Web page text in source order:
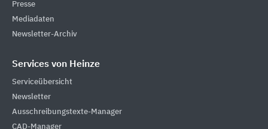
Presse
Mediadaten
Newsletter-Archiv
Services von Heinze
Serviceübersicht
Newsletter
Ausschreibungstexte-Manager
CAD-Manager